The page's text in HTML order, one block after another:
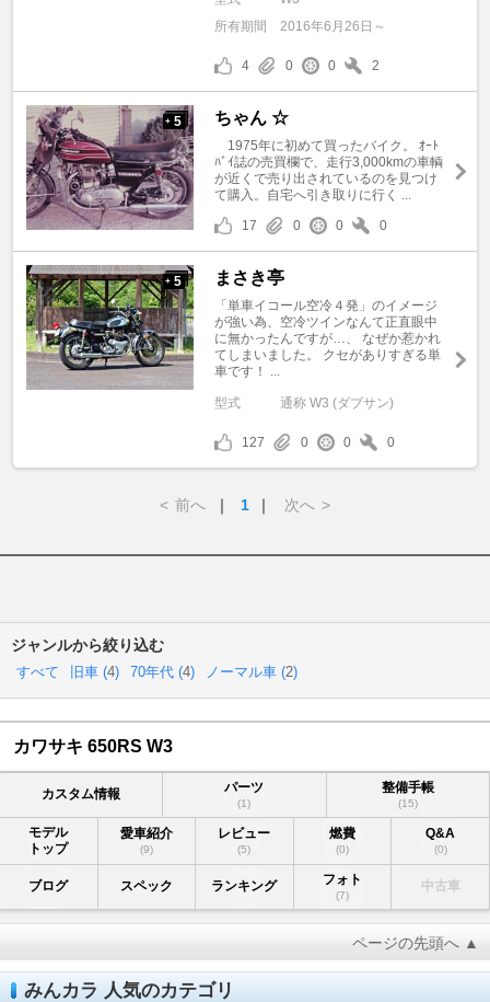
所有期間
2016年6月26日～
4 0 0 2
+ 5 ちゃん ☆
1975年に初めて買ったバイク。 ｵｰﾄ
ﾊﾞｲ誌の売買欄で、走行3,000kmの車輌
が近くで売り出されているのを見つけ
て購入。自宅へ引き取りに行く ...
17
0 0 0
+ 5 まさき亭
「単車イコール空冷４発」のイメージ
が強い為、空冷ツインなんて正直眼中
に無かったんですが…、 なぜか惹かれ
てしまいました。 クセがありすぎる単
車です！ ...
型式 通称 W3 (ダブサン)
127 0 0 0
< 前へ ｜ 1 ｜ 次へ >
ジャンルから絞り込む
すべて 旧車 (4) 70年代 (4) ノーマル車 (2)
カワサキ 650RS W3
カスタム情報 パーツ
(1)
整備手帳
(15)
モデル
トップ
愛車紹介
(9)
レビュー
(5)
燃費
(0)
Q&A
(0)
ブログ スペック ランキング フォト
(7)
中古車
ページの先頭へ ▲
みんカラ 人気のカテゴリ